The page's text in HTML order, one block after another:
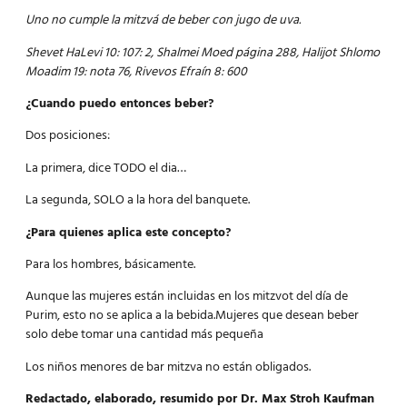
Uno no cumple la mitzvá de beber con jugo de uva.
Shevet HaLevi 10: 107: 2, Shalmei Moed página 288, Halijot Shlomo
Moadim 19: nota 76, Rivevos Efraín 8: 600
¿Cuando puedo entonces beber?
Dos posiciones:
La primera, dice TODO el dia…
La segunda, SOLO a la hora del banquete.
¿Para quienes aplica este concepto?
Para los hombres, básicamente.
Aunque las mujeres están incluidas en los mitzvot del día de
Purim, esto no se aplica a la bebida.Mujeres que desean beber
solo debe tomar una cantidad más pequeña
Los niños menores de bar mitzva no están obligados.
Redactado, elaborado, resumido por Dr. Max Stroh Kaufman